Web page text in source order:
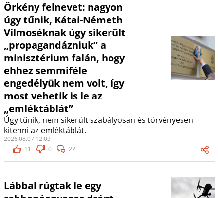
Örkény felnevet: nagyon
úgy tűnik, Kátai-Németh
Vilmoséknak úgy sikerült
„propagandázniuk” a
minisztérium falán, hogy
ehhez semmiféle
engedélyük nem volt, így
most vehetik is le az
„emléktáblát”
Úgy tűnik, nem sikerült szabályosan és törvényesen
kitenni az emléktáblát.
2026.08.07 12:03
11
0 22
Lábbal rúgtak le egy